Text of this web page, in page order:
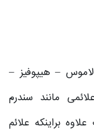
– هیپوفیز –
مانند سندرم
براینکه علائم